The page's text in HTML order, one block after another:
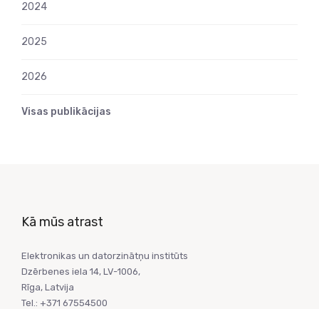
2024
2025
2026
Visas publikācijas
Kā mūs atrast
Elektronikas un datorzinātņu institūts
Dzērbenes iela 14, LV-1006,
Rīga, Latvija
Tel.: +371 67554500